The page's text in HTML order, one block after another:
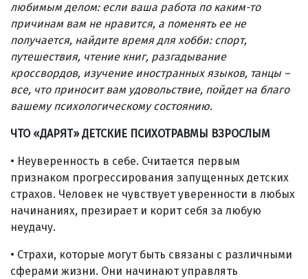
любимым делом: если ваша работа по каким-то
причинам вам не нравится, а поменять ее не
получается, найдите время для хобби: спорт,
путешествия, чтение книг, разгадывание
кроссвордов, изучение иностранных языков, танцы –
все, что приносит вам удовольствие, пойдет на благо
вашему психологическому состоянию.
ЧТО «ДАРЯТ» ДЕТСКИЕ ПСИХОТРАВМЫ ВЗРОСЛЫМ
• Неуверенность в себе. Считается первым
признаком прогрессирования запущенных детских
страхов. Человек не чувствует уверенности в любых
начинаниях, презирает и корит себя за любую
неудачу.
• Страхи, которые могут быть связаны с различными
сферами жизни. Они начинают управлять